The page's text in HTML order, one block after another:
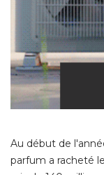
Au début de
parfum a racheté